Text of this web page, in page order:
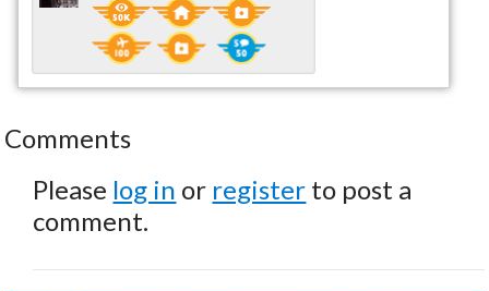
Comments
Please log in or register to post a
comment.